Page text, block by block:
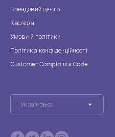
Брендовий центр
Кар'єра
Умови й політики
Політика конфіденційності
Customer Complaints Code
Українська